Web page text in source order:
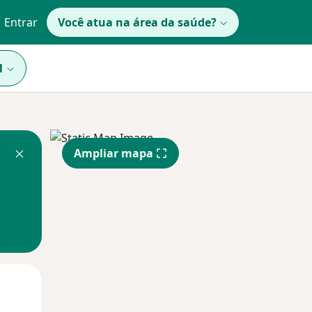
Entrar Você atua na área da saúde?
Ampliar mapa